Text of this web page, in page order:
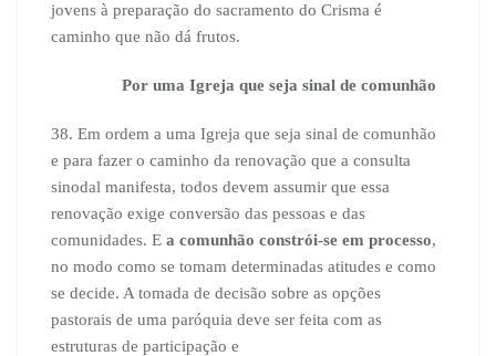
jovens à preparação do sacramento do Crisma é
caminho que não dá frutos.
Por uma Igreja que seja sinal de comunhão
38. Em ordem a uma Igreja que seja sinal de comunhão
e para fazer o caminho da renovação que a consulta
sinodal manifesta, todos devem assumir que essa
renovação exige conversão das pessoas e das
comunidades. E a comunhão constrói-se em processo,
no modo como se tomam determinadas atitudes e como
se decide. A tomada de decisão sobre as opções
pastorais de uma paróquia deve ser feita com as
estruturas de participação e